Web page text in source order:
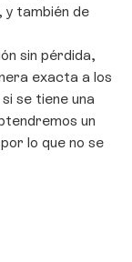
también de
sin pérdida,
exacta a los
se tiene una
un
lo que no se